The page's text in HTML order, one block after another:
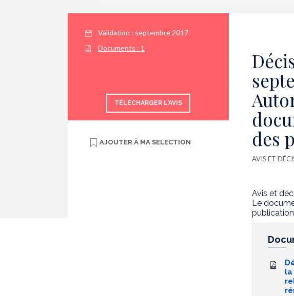
Validation : septembre 2017
Documents : 1
TÉLÉCHARGER L'AVIS
AJOUTER À MA SELECTION
des
AVIS ET
Avis et
Le
publication
la